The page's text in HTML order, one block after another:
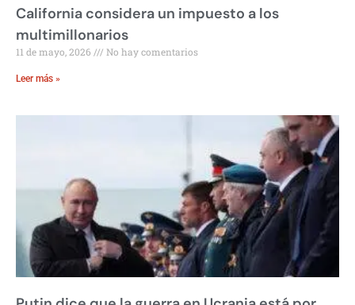
California considera un impuesto a los
multimillonarios
11 de mayo, 2026 No hay comentarios
Leer más »